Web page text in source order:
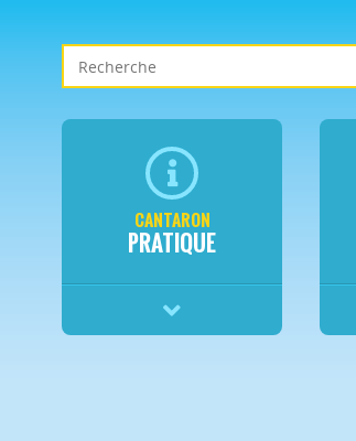
CANTARON
PRATIQUE